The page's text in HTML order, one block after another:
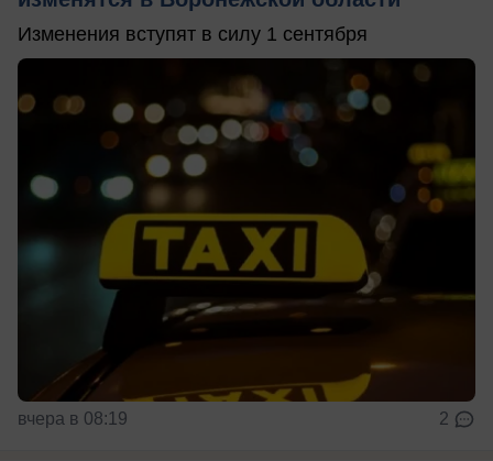
Изменения вступят в силу 1 сентября
вчера в 08:19 2